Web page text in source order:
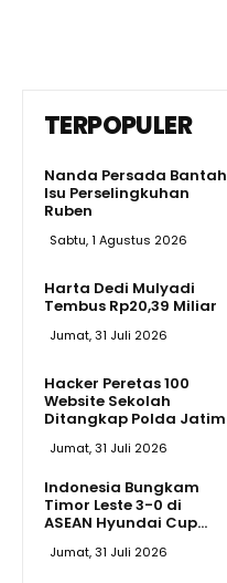
TERPOPULER
Nanda Persada Bantah
Isu Perselingkuhan
Ruben
Sabtu, 1 Agustus 2026
Harta Dedi Mulyadi
Tembus Rp20,39 Miliar
Jumat, 31 Juli 2026
Hacker Peretas 100
Website Sekolah
Ditangkap Polda Jatim
Jumat, 31 Juli 2026
Indonesia Bungkam
Timor Leste 3-0 di
ASEAN Hyundai Cup...
Jumat, 31 Juli 2026